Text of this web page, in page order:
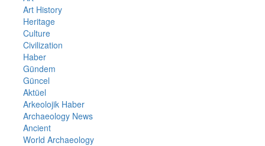
Art History
Heritage
Culture
Civilization
Haber
Gündem
Güncel
Aktüel
Arkeolojik Haber
Archaeology News
Ancient
World Archaeology